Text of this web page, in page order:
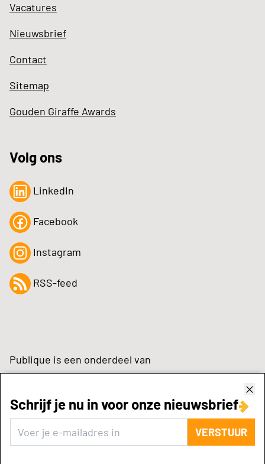
Schrijf je nu in voor onze nieuwsbrief
VERSTUUR
Vacatures
Nieuwsbrief
Contact
Sitemap
Gouden Giraffe Awards
Volg ons
LinkedIn
Facebook
Instagram
RSS-feed
Publique is een onderdeel van
zynchrone.com